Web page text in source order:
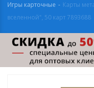
Игры карточные - Карты
вселенной", 50 карт 7893688